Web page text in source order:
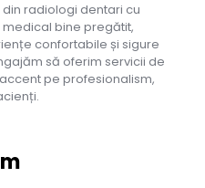
radiologi dentari cu
bine pregătit,
confortabile și sigure
să oferim servicii de
pe profesionalism,